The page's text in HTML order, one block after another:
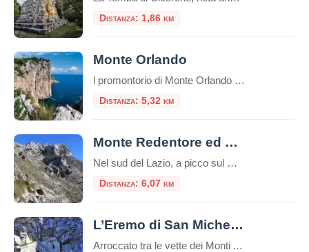
Distanza: 1,86 km
Monte Orlando
l promontorio di Monte Orlando (171 m) è il prolungamento verso il mare del sistema montuoso degli Aurunci, costituito quasi esclusivamente da calcari meso-cenozoici (190-25 milioni di anni). Nell’area del parco si rinvengono molti fenomeni caratteristici di questi territori come terre rosse, falesie, faglie, grotte, rocce stratificate. In alcuni punti possiamo osservare della terra di […]
Distanza: 5,32 km
Monte Redentore ed Eremo di San Michele
Nel sud del Lazio, a picco sul Golfo di Gaeta, si erge il Monte Redentore, una delle cime più suggestive e panoramiche dei Monti Aurunci. A 1252 metri di altitudine, questa montagna, che in realtà è una spalla del più imponente Monte Altino, offre un’esperienza indimenticabile che unisce trekking, spiritualità e paesaggi mozzafiato, rendendola una […]
Distanza: 6,07 km
L’Eremo di San Michele a Formia: tra storia, natura e mistero
Arroccato tra le vette dei Monti Aurunci, l’Eremo di San Michele a Formia è un luogo di rara bellezza e profonda spiritualità. Questo antico santuario rupestre, scavato nella roccia, rappresenta una meta suggestiva sia per gli amanti della natura che per i pellegrini alla ricerca di un luogo di raccoglimento. Il panorama mozzafiato che si […]